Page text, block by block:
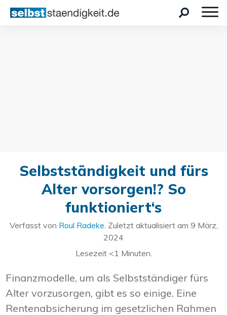
Selbstständigkeit und fürs
Alter vorsorgen!? So
funktioniert‘s
Verfasst von Roul Radeke. Zuletzt aktualisiert am 9 März,
2024
Lesezeit <1 Minuten.
Finanzmodelle, um als Selbstständiger fürs
Alter vorzusorgen, gibt es so einige. Eine
Rentenabsicherung im gesetzlichen Rahmen